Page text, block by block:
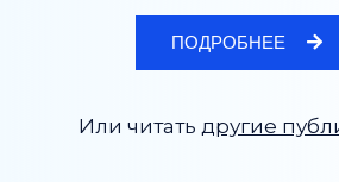
ПОДРОБНЕЕ
Или читать другие